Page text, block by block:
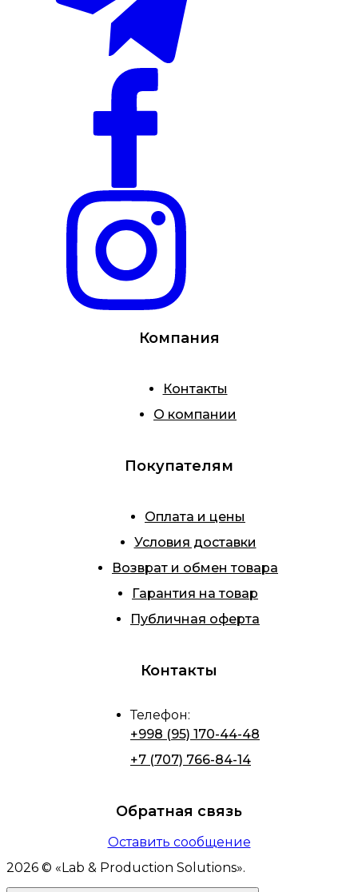
Компания
Контакты
О компании
Покупателям
Оплата и цены
Условия доставки
Возврат и обмен товара
Гарантия на товар
Публичная оферта
Контакты
Телефон:
+998 (95) 170-44-48
+7 (707) 766-84-14
Обратная связь
Оставить сообщение
2026 © « Lab & Production Solutions».